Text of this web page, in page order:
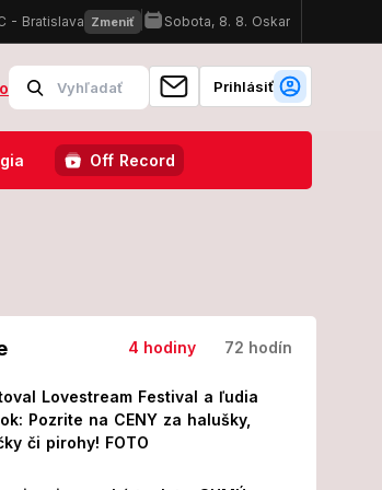
po EXTRÉMOCH varuje: My sme boli naučení, že
Prihlásiť
Off Record
4 hodiny 72 hodín
Lovestream Festival a ľudia
Pozrite na CENY za halušky,
či pirohy! FOTO